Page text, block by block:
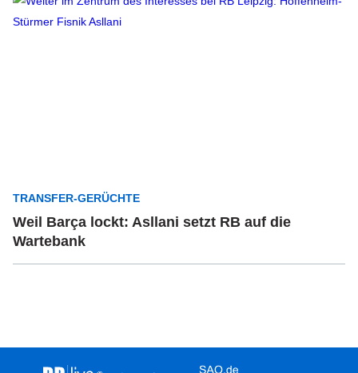
TRANSFER-GERÜCHTE
Weil Barça lockt: Asllani setzt RB auf die
Wartebank